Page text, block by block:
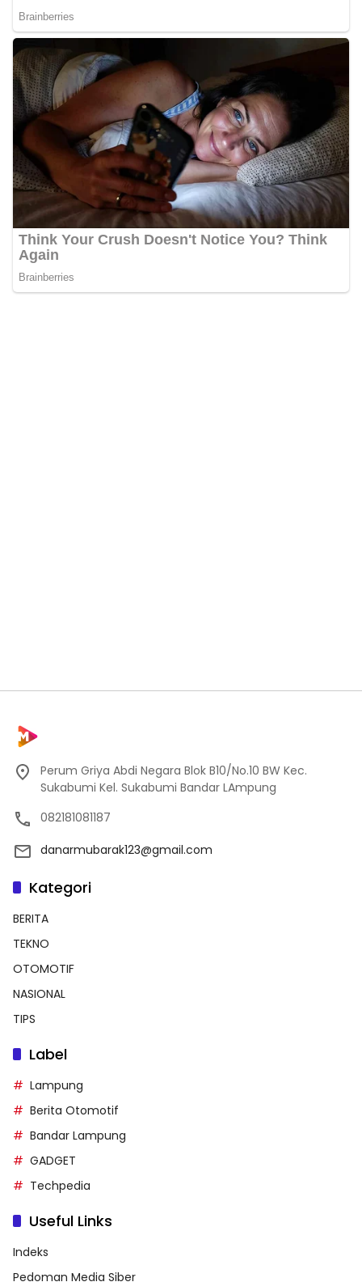
Perum Griya Abdi Negara Blok B10/No.10 BW Kec.
Sukabumi Kel. Sukabumi Bandar LAmpung
082181081187
danarmubarak123@gmail.com
Kategori
BERITA
TEKNO
OTOMOTIF
NASIONAL
TIPS
Label
Lampung
Berita Otomotif
Bandar Lampung
GADGET
Techpedia
Useful Links
Indeks
Pedoman Media Siber